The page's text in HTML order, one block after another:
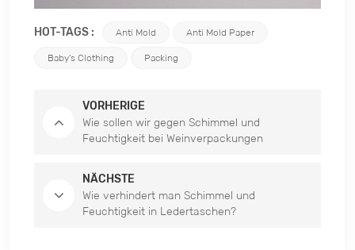
HOT-TAGS : Anti Mold Anti Mold Paper
Baby's Clothing Packing
VORHERIGE
Wie sollen wir gegen Schimmel und
Feuchtigkeit bei Weinverpackungen
NÄCHSTE
Wie verhindert man Schimmel und
Feuchtigkeit in Ledertaschen?